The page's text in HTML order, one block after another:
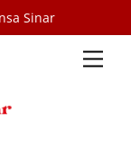
Sinar